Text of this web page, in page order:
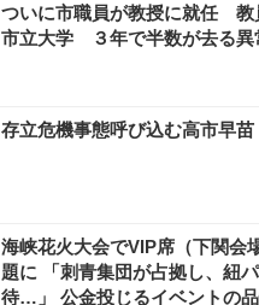
ついに市職員が教授に就任 教
市立大学 ３年で半数が去る異
存立危機事態呼び込む高市早苗
海峡花火大会でVIP席（下関会
題に 「刺青集団が占拠し、紐
待…」 公金投じるイベントの